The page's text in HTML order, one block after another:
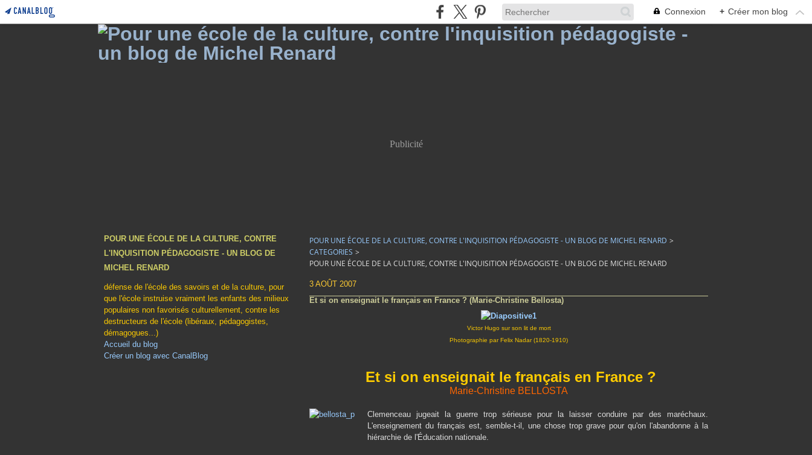
Connexion + Créer mon blog
Publicité
POUR UNE ÉCOLE DE LA CULTURE, CONTRE
L'INQUISITION PÉDAGOGISTE - UN BLOG DE
MICHEL RENARD
défense de l'école des savoirs et de la culture, pour
que l'école instruise vraiment les enfants des milieux
populaires non favorisés culturellement, contre les
destructeurs de l'école (libéraux, pédagogistes,
démagogues...)
Accueil du blog
Créer un blog avec CanalBlog
POUR UNE ÉCOLE DE LA CULTURE, CONTRE L'INQUISITION PÉDAGOGISTE - UN BLOG DE MICHEL RENARD >
CATEGORIES >
POUR UNE ÉCOLE DE LA CULTURE, CONTRE L'INQUISITION PÉDAGOGISTE - UN BLOG DE MICHEL RENARD
3 AOÛT 2007
Et si on enseignait le français en France ? (Marie-Christine Bellosta)
Victor Hugo sur son lit de mort
Photographie par Felix Nadar (1820-1910)
Et si on enseignait le français en France ?
Marie-Christine BELLOSTA
Clemenceau jugeait la guerre trop sérieuse pour la laisser conduire par des maréchaux.
L'enseignement du français est, semble-t-il, une chose trop grave pour qu'on l'abandonne à la
hiérarchie de l'Éducation nationale.